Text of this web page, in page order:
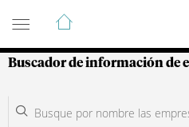
Guía de Empresas
Buscador de información de